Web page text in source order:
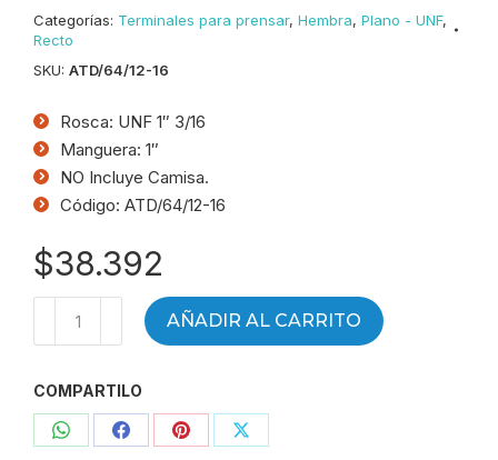
Categorías: Terminales para prensar, Hembra, Plano - UNF,
Recto
SKU: ATD/64/12-16
Rosca: UNF 1″ 3/16
Manguera: 1″
NO Incluye Camisa.
Código: ATD/64/12-16
$38.392
R
(UNF)
1"3/16
AÑADIR AL CARRITO
COMPARTILO
CompartirCompartirCompartirCompartir